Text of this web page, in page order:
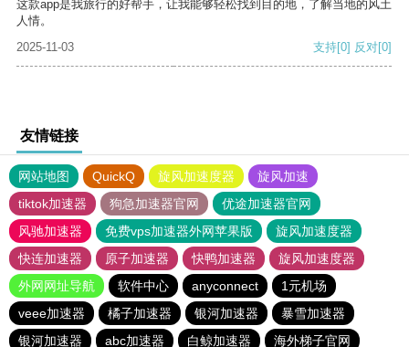
这款app是我旅行的好帮手，让我能够轻松找到目的地，了解当地的风土
人情。
2025-11-03
支持[0] 反对[0]
友情链接
网站地图 QuickQ 旋风加速度器
旋风加速
tiktok加速器
狗急加速器官网
优途加速器官网
风驰加速器
免费vps加速器外网苹果版
旋风加速度器
快连加速器
原子加速器 快鸭加速器
旋风加速度器
外网网址导航
软件中心 anyconnect
1元机场
veee加速器
橘子加速器 银河加速器
暴雪加速器
银河加速器
abc加速器 白鲸加速器 海外梯子官网